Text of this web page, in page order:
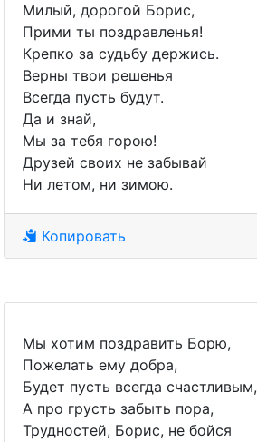
Милый, дорогой Борис,
Прими ты поздравленья!
Крепко за судьбу держись.
Верны твои решенья
Всегда пусть будут.
Да и знай,
Мы за тебя горою!
Друзей своих не забывай
Ни летом, ни зимою.
Копировать
Мы хотим поздравить Борю,
Пожелать ему добра,
Будет пусть всегда счастливым,
А про грусть забыть пора,
Трудностей, Борис, не бойся